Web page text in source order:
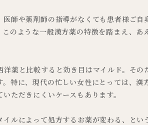
師や薬剤師の指導がなくても患者様ご
のような一般漢方薬の特徴を踏まえ、
薬と比較すると効き目はマイルド。そ
特に、現代の忙しい女性にとっては、
ただきにくいケースもあります。
ルによって処方するお薬が変わる、とい